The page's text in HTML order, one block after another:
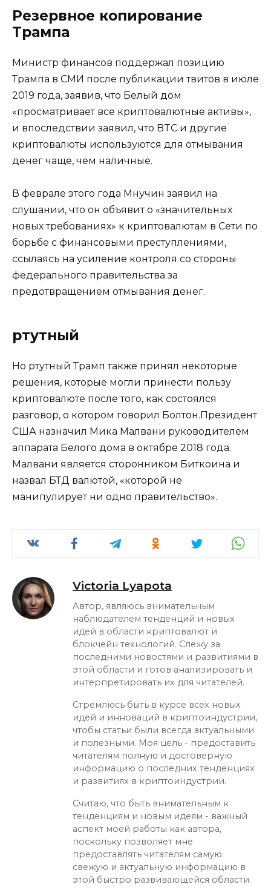
Резервное копирование
Трампа
Министр финансов поддержал позицию
Трампа в СМИ после публикации твитов в июле
2019 года, заявив, что Белый дом
«просматривает все криптовалютные активы»,
и впоследствии заявил, что BTC и другие
криптовалюты используются для отмывания
денег чаще, чем наличные.
В феврале этого года Мнучин заявил на
слушании, что он объявит о «значительных
новых требованиях» к криптовалютам в Сети по
борьбе с финансовыми преступлениями,
ссылаясь на усиление контроля со стороны
федерального правительства за
предотвращением отмывания денег.
ртутный
Но ртутный Трамп также принял некоторые
решения, которые могли принести пользу
криптовалюте после того, как состоялся
разговор, о котором говорил Болтон.Президент
США назначил Мика Малвани руководителем
аппарата Белого дома в октябре 2018 года.
Малвани является сторонником Биткоина и
назвал БТД валютой, «которой не
манипулирует ни одно правительство».
Victoria Lyapota
Автор, являюсь внимательным
наблюдателем тенденций и новых
идей в области криптовалют и
блокчейн технологий. Слежу за
последними новостями и развитиями в
этой области и готов анализировать и
интерпретировать их для читателей.
Стремлюсь быть в курсе всех новых
идей и инноваций в криптоиндустрии,
чтобы статьи были всегда актуальными
и полезными. Моя цель - предоставить
читателям полную и достоверную
информацию о последних тенденциях
и развитиях в криптоиндустрии.
Считаю, что быть внимательным к
тенденциям и новым идеям - важный
аспект моей работы как автора,
поскольку позволяет мне
предоставлять читателям самую
свежую и актуальную информацию в
этой быстро развивающейся области.